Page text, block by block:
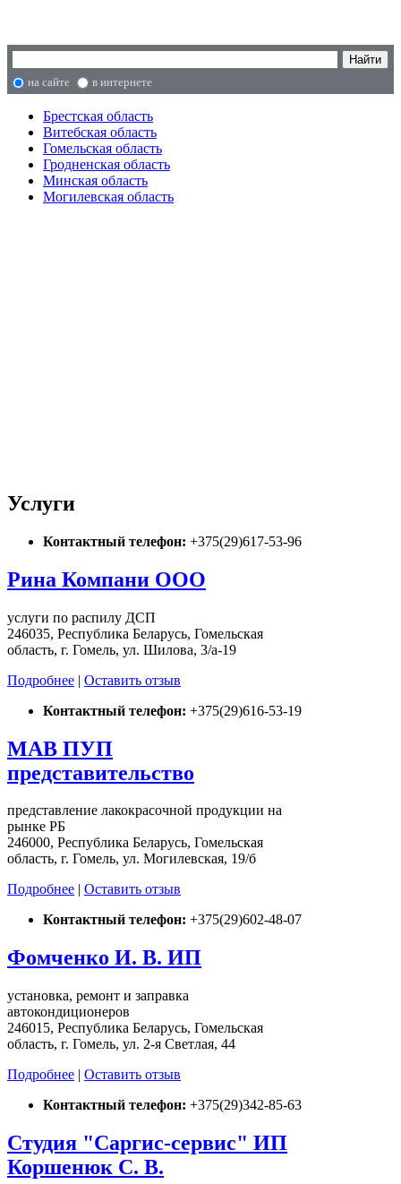
на сайте в интернете
Брестская область
Витебская область
Гомельская область
Гродненская область
Минская область
Могилевская область
Услуги
Контактный телефон: +375(29)617-53-96
Рина Компани ООО
услуги по распилу ДСП
246035, Республика Беларусь, Гомельская
область, г. Гомель, ул. Шилова, 3/а-19
Подробнее | Оставить отзыв
Контактный телефон: +375(29)616-53-19
МАВ ПУП
представительство
представление лакокрасочной продукции на
рынке РБ
246000, Республика Беларусь, Гомельская
область, г. Гомель, ул. Могилевская, 19/б
Подробнее | Оставить отзыв
Контактный телефон: +375(29)602-48-07
Фомченко И. В. ИП
установка, ремонт и заправка
автокондиционеров
246015, Республика Беларусь, Гомельская
область, г. Гомель, ул. 2-я Светлая, 44
Подробнее | Оставить отзыв
Контактный телефон: +375(29)342-85-63
Студия "Саргис-сервис" ИП
Коршенюк С. В.